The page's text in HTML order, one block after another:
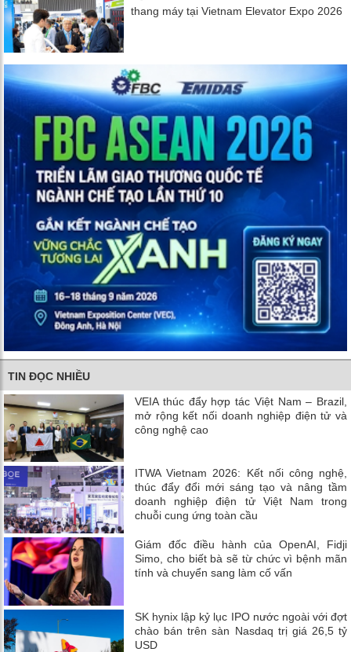
thang máy tại Vietnam Elevator Expo 2026
TIN ĐỌC NHIỀU
VEIA thúc đẩy hợp tác Việt Nam – Brazil,
mở rộng kết nối doanh nghiệp điện tử và
công nghệ cao
ITWA Vietnam 2026: Kết nối công nghệ,
thúc đẩy đổi mới sáng tạo và nâng tầm
doanh nghiệp điện tử Việt Nam trong
chuỗi cung ứng toàn cầu
Giám đốc điều hành của OpenAI, Fidji
Simo, cho biết bà sẽ từ chức vì bệnh mãn
tính và chuyển sang làm cố vấn
SK hynix lập kỷ lục IPO nước ngoài với đợt
chào bán trên sàn Nasdaq trị giá 26,5 tỷ
USD